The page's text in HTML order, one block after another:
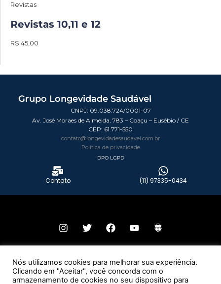
Revistas
Revistas 10,11 e 12
R$ 45,00
Grupo Longevidade Saudável
CNPJ: 09.038.724/0001-07
Av. José Moraes de Almeida, 783 – Coaçu – Eusébio / CE
CEP: 61.771-550
contato@longevidadesaudavel.com.br
Política de privacidade
DPO LGPD
Contato (11) 97335-0434
Desenvolvido por:
Nós utilizamos cookies para melhorar sua experiência.
Clicando em "Aceitar", você concorda com o
armazenamento de cookies no seu dispositivo para